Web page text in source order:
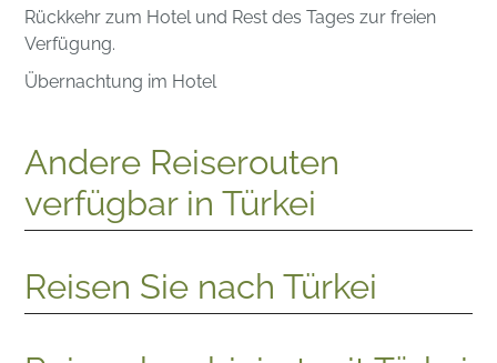
Rückkehr zum Hotel und Rest des Tages zur freien
Verfügung.
Übernachtung im Hotel
Andere Reiserouten
verfügbar in Türkei
Reisen Sie nach Türkei